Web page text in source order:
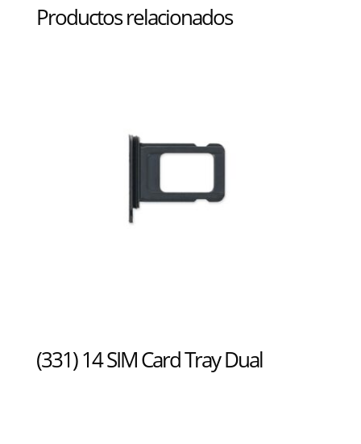
Productos relacionados
(331) 14 SIM Card Tray Dual